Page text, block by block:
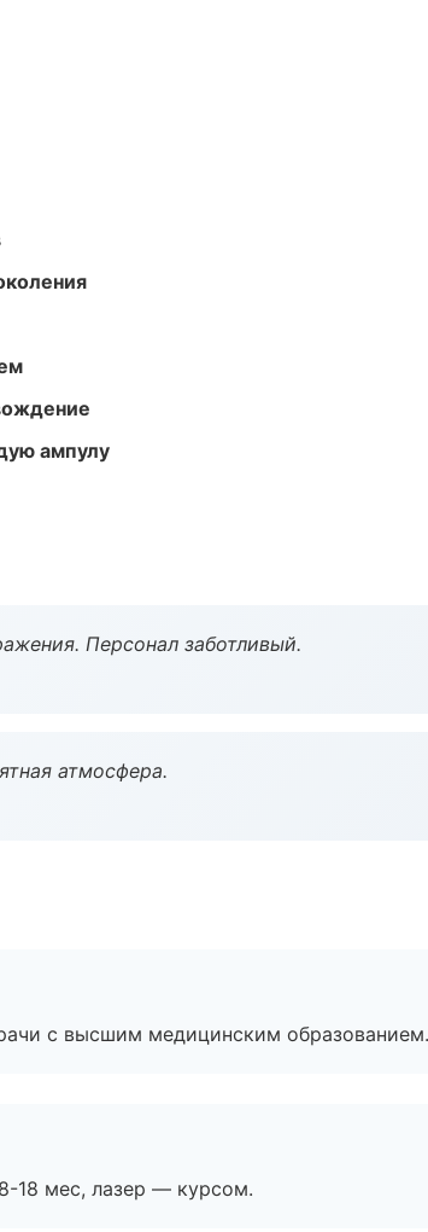
ампулу
Персонал заботливый.
атмосфера.
с высшим медицинским образованием.
18 мес, лазер — курсом.